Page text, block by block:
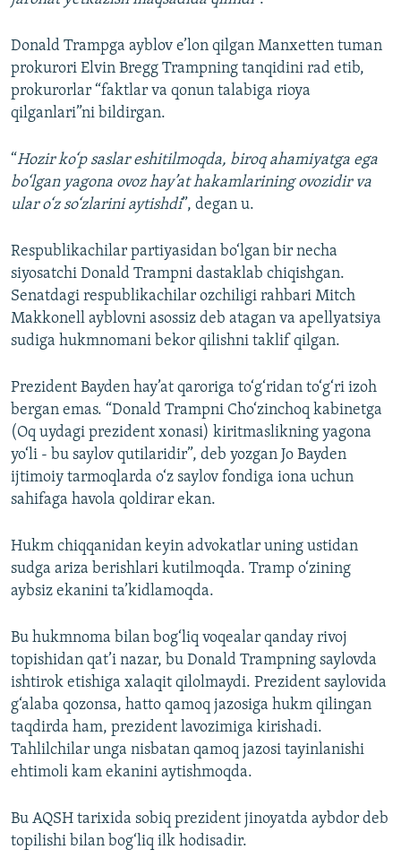
Donald Trampga ayblov e’lon qilgan Manxetten tuman
prokurori Elvin Bregg Trampning tanqidini rad etib,
prokurorlar “faktlar va qonun talabiga rioya
qilganlari”ni bildirgan.
“Hozir ko‘p saslar eshitilmoqda, biroq ahamiyatga ega
bo‘lgan yagona ovoz hay’at hakamlarining ovozidir va
ular o‘z so‘zlarini aytishdi”, degan u.
Respublikachilar partiyasidan bo‘lgan bir necha
siyosatchi Donald Trampni dastaklab chiqishgan.
Senatdagi respublikachilar ozchiligi rahbari Mitch
Makkonell ayblovni asossiz deb atagan va apellyatsiya
sudiga hukmnomani bekor qilishni taklif qilgan.
Prezident Bayden hay’at qaroriga to‘g‘ridan to‘g‘ri izoh
bergan emas. “Donald Trampni Cho‘zinchoq kabinetga
(Oq uydagi prezident xonasi) kiritmaslikning yagona
yo‘li - bu saylov qutilaridir”, deb yozgan Jo Bayden
ijtimoiy tarmoqlarda o‘z saylov fondiga iona uchun
sahifaga havola qoldirar ekan.
Hukm chiqqanidan keyin advokatlar uning ustidan
sudga ariza berishlari kutilmoqda. Tramp o‘zining
aybsiz ekanini ta’kidlamoqda.
Bu hukmnoma bilan bog‘liq voqealar qanday rivoj
topishidan qat’i nazar, bu Donald Trampning saylovda
ishtirok etishiga xalaqit qilolmaydi. Prezident saylovida
g‘alaba qozonsa, hatto qamoq jazosiga hukm qilingan
taqdirda ham, prezident lavozimiga kirishadi.
Tahlilchilar unga nisbatan qamoq jazosi tayinlanishi
ehtimoli kam ekanini aytishmoqda.
Bu AQSH tarixida sobiq prezident jinoyatda aybdor deb
topilishi bilan bog‘liq ilk hodisadir.